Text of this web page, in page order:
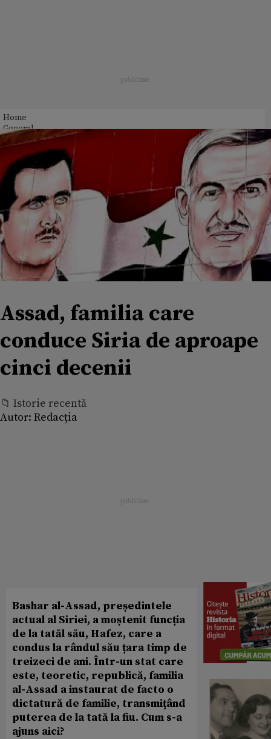
Home
General
Assad, familia care
conduce Siria de aproape
cinci decenii
📁 Istorie recentă
Autor: Redacția
Bashar al-Assad, președintele
actual al Siriei, a moștenit funcția
de la tatăl său, Hafez, care a
condus la rândul său țara timp de
treizeci de ani. Într-un stat care
este, teoretic, republică, familia
al-Assad a instaurat de facto o
dictatură de familie, transmițând
puterea de la tată la fiu. Cum s-a
ajuns aici?